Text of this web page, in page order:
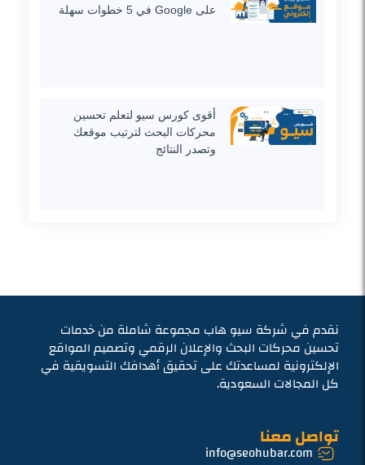
على Google في 5 خطوات سهلة
أقوى كورس سيو لتعلم تحسين
محركات البحث لترتيب موقعك
وتصدر النتائج
نقدم في شركة سيو هاب مجموعة شاملة من خدمات
تحسين محركات البحث والإعلان الرقمي وتصميم المواقع
الإلكترونية لمساعدتك على تحقيق أهدافك التسويقية في
كل المجالات السعودية.
تواصل معنا
info@seohubar.com